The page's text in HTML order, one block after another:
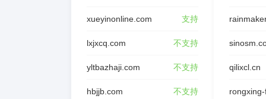
xueyinonline.com 支持
lxjxcq.com 不支持
yltbazhaji.com 不支持
hbjjb.com 不支持
qilixcl.cn